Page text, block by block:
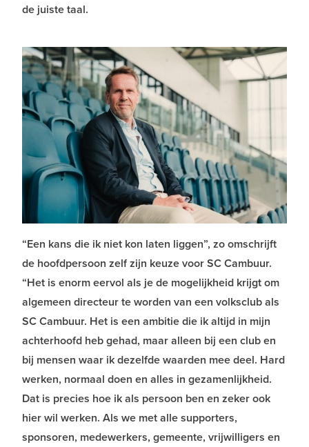
de juiste taal.
“Een kans die ik niet kon laten liggen”, zo omschrijft
de hoofdpersoon zelf zijn keuze voor SC Cambuur.
“Het is enorm eervol als je de mogelijkheid krijgt om
algemeen directeur te worden van een volksclub als
SC Cambuur. Het is een ambitie die ik altijd in mijn
achterhoofd heb gehad, maar alleen bij een club en
bij mensen waar ik dezelfde waarden mee deel. Hard
werken, normaal doen en alles in gezamenlijkheid.
Dat is precies hoe ik als persoon ben en zeker ook
hier wil werken. Als we met alle supporters,
sponsoren, medewerkers, gemeente, vrijwilligers en